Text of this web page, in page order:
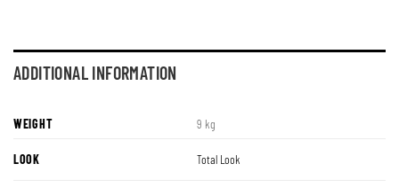
ADDITIONAL INFORMATION
WEIGHT 9 kg
LOOK Total Look